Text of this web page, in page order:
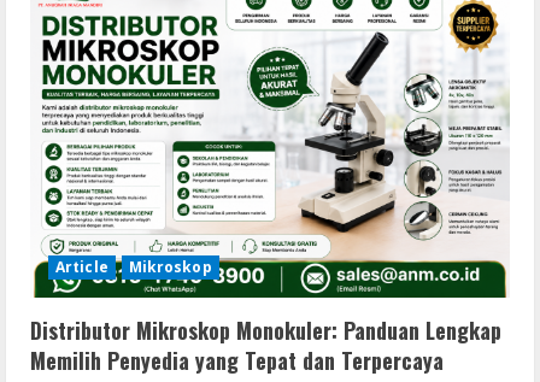
Article Mikroskop
Distributor Mikroskop Monokuler: Panduan Lengkap
Memilih Penyedia yang Tepat dan Terpercaya